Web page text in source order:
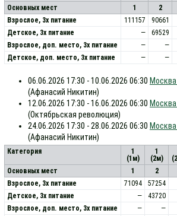
Основных мест 1 2
Взрослое, 3х питание
111157 90661
Детское, 3х питание
— 69529
Взрослое, доп. место, 3x питание
— —
Детское, доп. место, 3x питание
— —
06.06.2026 17:30 - 10.06.2026 06:30 Москва
(Афанасий Никитин)
12.06.2026 17:30 - 16.06.2026 06:30 Москва
(Октябрьская революция)
24.06.2026 17:30 - 28.06.2026 06:30 Москва
(Афанасий Никитин)
Категория
1
(1м)
1
(2м)
Основных мест 1 2
Взрослое, 3х питание
71094 57254
Детское, 3х питание
— 43720
Взрослое, доп. место, 3x питание
— —